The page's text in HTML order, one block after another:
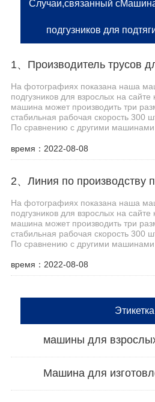
Случаи,связанный
подгузников для
На фотографиях показана наша
подгузников для взрослых на сайте
машина может производить три
стабильная рабочая скорость 300
По сравнению с другими машинами
время：2022-08-08
На фотографиях показана наша
подгузников для взрослых на сайте
машина может производить три
стабильная рабочая скорость 300
По сравнению с другими машинами
время：2022-08-08
Этикетка
машины для
Машина для